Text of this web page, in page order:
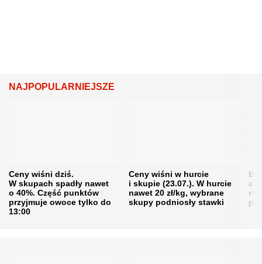
NAJPOPULARNIEJSZE
Ceny wiśni dziś.
W skupach spadły nawet
o 40%. Część punktów
przyjmuje owoce tylko do
13:00
Ceny wiśni w hurcie
i skupie (23.07.). W hurcie
nawet 20 zł/kg, wybrane
skupy podniosły stawki